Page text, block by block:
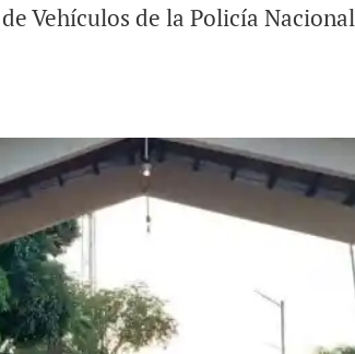
Vehículos de la Policía Nacional